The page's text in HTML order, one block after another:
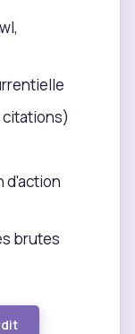
citations)
d'action
brutes